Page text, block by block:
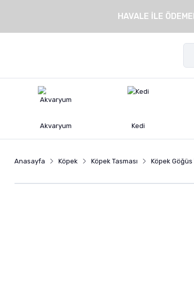
HAVALE İLE
Akvaryum Kedi
Anasayfa Köpek Köpek Tasması Köpek Göğüs